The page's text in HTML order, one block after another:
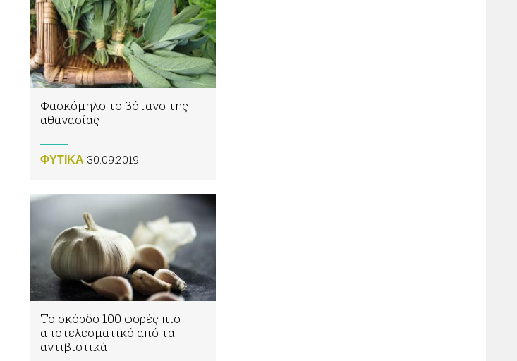
Φασκόμηλο το βότανο της
αθανασίας
ΦΥΤΙΚA 30.09.2019
Το σκόρδο 100 φορές πιο
αποτελεσματικό από τα
αντιβιοτικά